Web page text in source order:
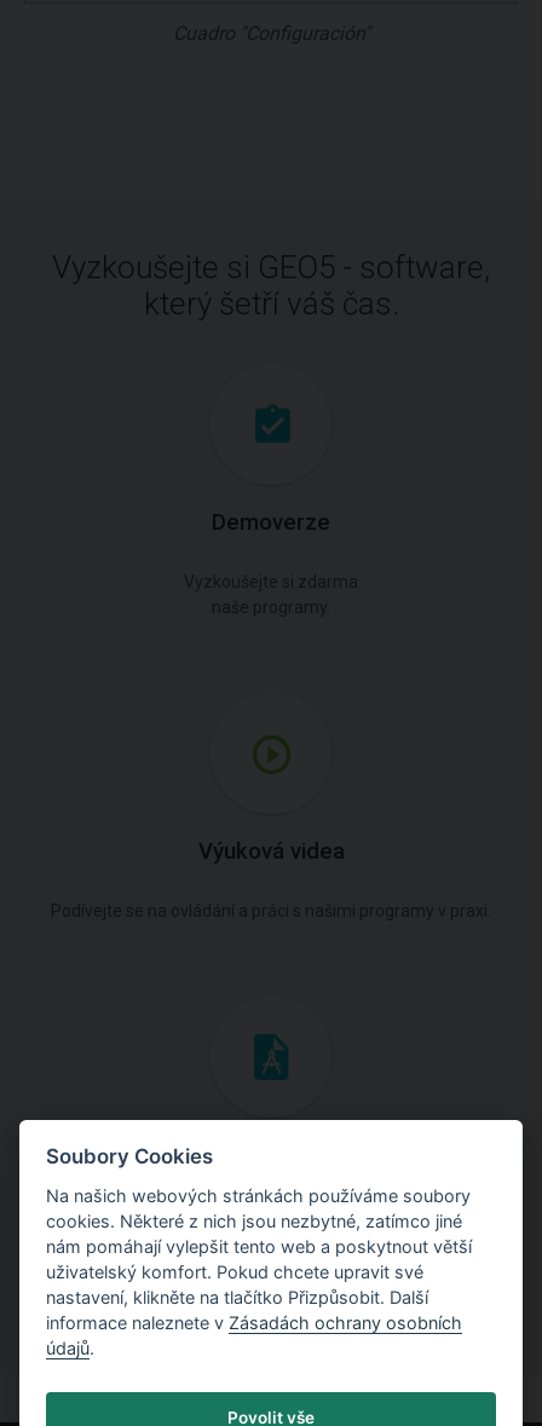
Cuadro "Configuración"
Vyzkoušejte si GEO5 - software,
který šetří váš čas.
Demoverze
Výuková videa
Inženýrské manuály
Stáhněte si manuály s teoretickými i praktickými ukázkami
použití programů.
Soubory Cookies
Na našich webových stránkách používáme soubory
cookies. Některé z nich jsou nezbytné, zatímco jiné
nám pomáhají vylepšit tento web a poskytnout větší
uživatelský komfort. Pokud chcete upravit své
nastavení, klikněte na tlačítko Přizpůsobit. Další
informace naleznete v Zásadách ochrany osobních
údajů.
Povolit vše